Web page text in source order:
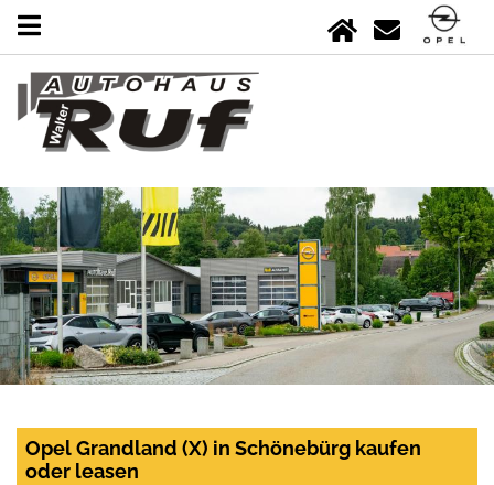
Opel Grandland (X) in Schönebürg kaufen
oder leasen